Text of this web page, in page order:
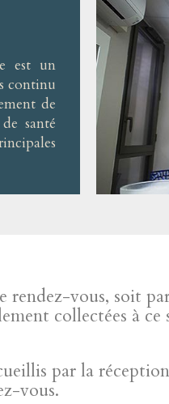
est un
continu
de
santé
rendez-vous, soit
collectées à ce
par la
vous.